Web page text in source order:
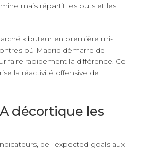
mais répartit les buts et les
« buteur en première mi-
où Madrid démarre de
faire rapidement la différence. Ce
la réactivité offensive de
décortique les
de l’expected goals aux